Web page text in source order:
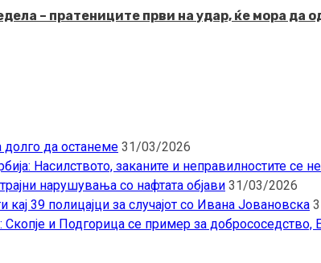
– пратениците први на удар, ќе мора да
да останеме 31/03/2026
Насилството, заканите и неправилностите се
нарушувања со нафтата објави 31/03/2026
39 полицајци за случајот со Ивана Јовановска
и Подгорица се пример за добрососедство,